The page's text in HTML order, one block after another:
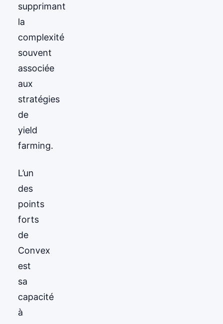
supprimant
la
complexité
souvent
associée
aux
stratégies
de
yield
farming.
L’un
des
points
forts
de
Convex
est
sa
capacité
à